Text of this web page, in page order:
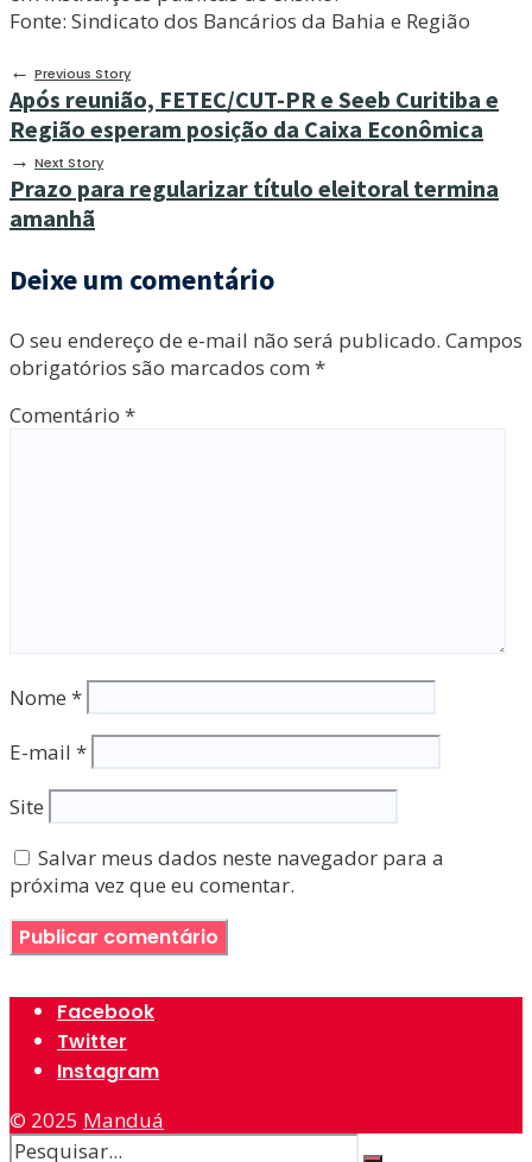
Fonte: Sindicato dos Bancários da Bahia e Região
← Previous Story
Após reunião, FETEC/CUT-PR e Seeb Curitiba e
Região esperam posição da Caixa Econômica
→ Next Story
Prazo para regularizar título eleitoral termina
amanhã
Deixe um comentário
O seu endereço de e-mail não será publicado. Campos
obrigatórios são marcados com *
Comentário *
Nome *
E-mail *
Site
Salvar meus dados neste navegador para a
próxima vez que eu comentar.
Facebook
Twitter
Instagram
© 2025 Manduá